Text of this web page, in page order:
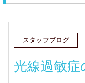
スタッフブログ
光線過敏